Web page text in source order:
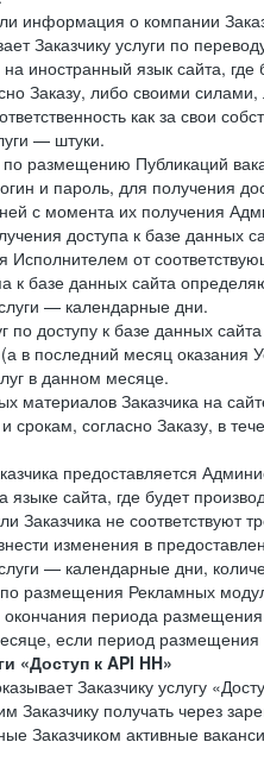
информация о компании
Заказчику услуги по
иностранный язык сайта,
Заказу, либо своими
как за свои
— штуки.
по размещению Публикаций
и пароль, для получения
с момента их получения
доступа к базе данных
от
к базе данных сайта
— календарные дни.
по доступу к базе данных
в последний месяц оказания
в данном месяце.
Заказчика на
срокам, согласно Заказу, в
предоставляется
языке сайта, где будет
Заказчика не соответствуют
изменения в
— календарные дни,
размещения Рекламных
окончания периода
если период
«Доступ к API HH»
Заказчику услугу
Заказчику получать через
Заказчиком активные